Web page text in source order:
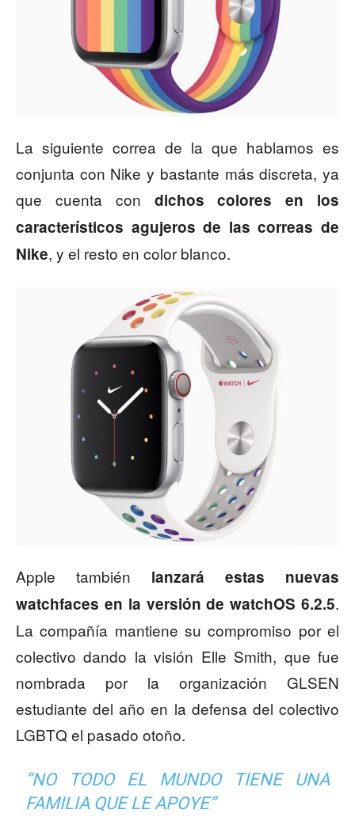
La siguiente correa de la que hablamos es
conjunta con Nike y bastante más discreta, ya
que cuenta con dichos colores en los
característicos agujeros de las correas de
Nike, y el resto en color blanco.
Apple también lanzará estas nuevas
watchfaces en la versión de watchOS 6.2.5.
La compañía mantiene su compromiso por el
colectivo dando la visión Elle Smith, que fue
nombrada por la organización GLSEN
estudiante del año en la defensa del colectivo
LGBTQ el pasado otoño.
“NO TODO EL MUNDO TIENE UNA
FAMILIA QUE LE APOYE”